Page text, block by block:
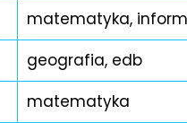
matematyka,
geografia, edb
matematyka